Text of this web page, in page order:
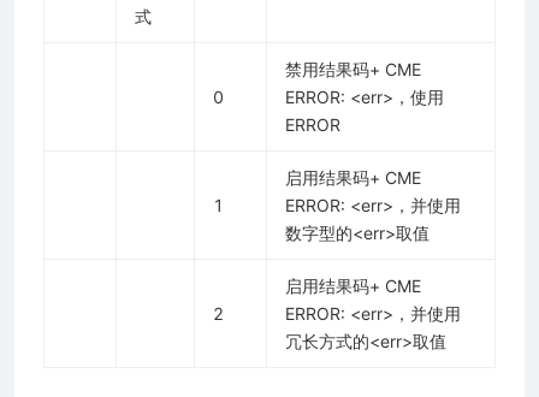
式
0
禁用结果码+ CME
ERROR: <err>，使用
ERROR
1
启用结果码+ CME
ERROR: <err>，并使用
数字型的<err>取值
2
启用结果码+ CME
ERROR: <err>，并使用
冗长方式的<err>取值